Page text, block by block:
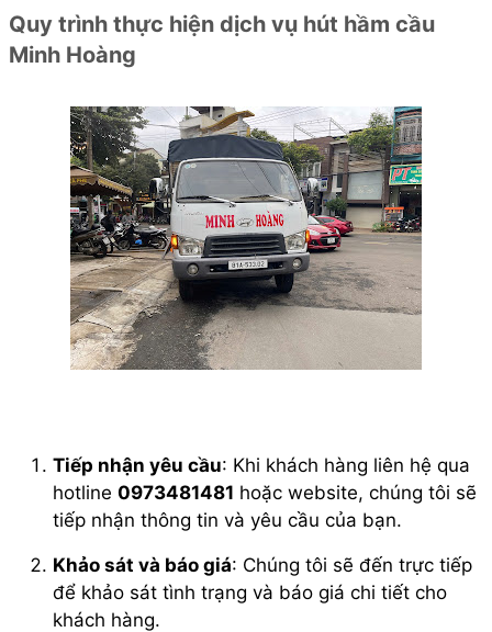
Quy trình thực hiện dịch vụ hút hầm cầu
Minh Hoàng
Tiếp nhận yêu cầu: Khi khách hàng liên hệ qua
hotline 0973481481 hoặc website, chúng tôi sẽ
tiếp nhận thông tin và yêu cầu của bạn.
Khảo sát và báo giá: Chúng tôi sẽ đến trực tiếp
để khảo sát tình trạng và báo giá chi tiết cho
khách hàng.